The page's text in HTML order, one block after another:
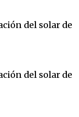
del solar de
del solar de